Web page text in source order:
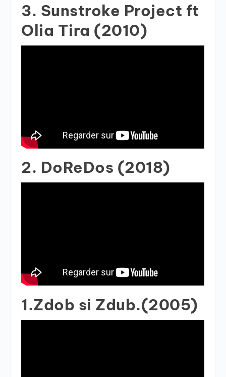
3. Sunstroke Project ft
Olia Tira (2010)
2. DoReDos (2018)
1.Zdob si Zdub.(2005)